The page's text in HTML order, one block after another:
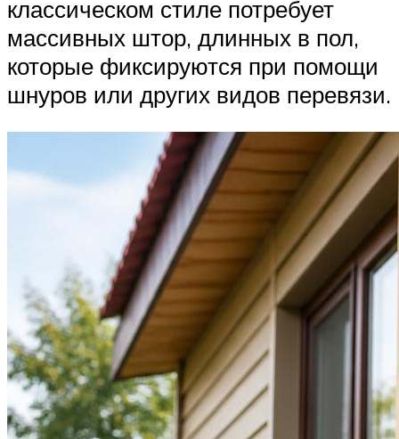
классическом стиле потребует
массивных штор, длинных в пол,
которые фиксируются при помощи
шнуров или других видов перевязи.